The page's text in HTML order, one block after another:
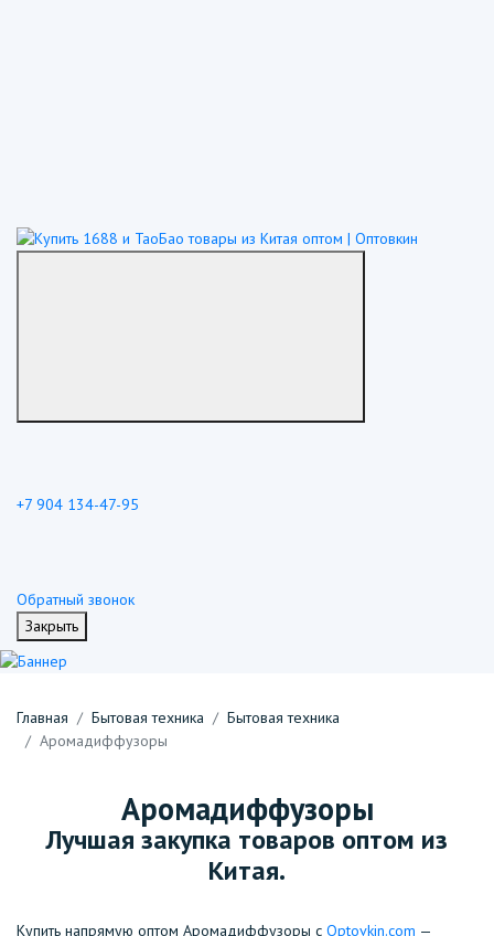
+7 904 134-47-95
Обратный звонок
Закрыть
Главная Бытовая техника
Бытовая техника
Аромадиффузоры
Аромадиффузоры
Лучшая закупка товаров оптом из
Китая.
Купить напрямую оптом Аромадиффузоры с Optovkin.com —